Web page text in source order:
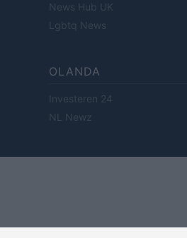
News Hub UK
Lgbtq News
OLANDA
Investeren 24
NL Newz